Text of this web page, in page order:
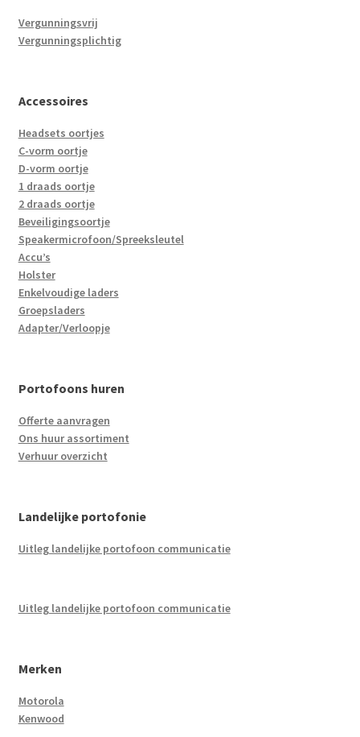
Vergunningsvrij
Vergunningsplichtig
Accessoires
Headsets oortjes
C-vorm oortje
D-vorm oortje
1 draads oortje
2 draads oortje
Beveiligingsoortje
Speakermicrofoon/Spreeksleutel
Accu’s
Holster
Enkelvoudige laders
Groepsladers
Adapter/Verloopje
Portofoons huren
Offerte aanvragen
Ons huur assortiment
Verhuur overzicht
Landelijke portofonie
Uitleg landelijke portofoon communicatie
Uitleg landelijke portofoon communicatie
Merken
Motorola
Kenwood